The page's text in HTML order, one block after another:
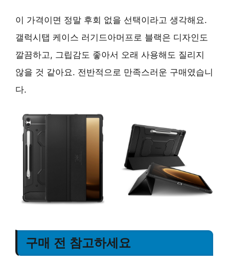
이 가격이면 정말 후회 없을 선택이라고 생각해요.
갤럭시탭 케이스 러기드아머프로 블랙은 디자인도
깔끔하고, 그립감도 좋아서 오래 사용해도 질리지
않을 것 같아요. 전반적으로 만족스러운 구매였습니
다.
구매 전 참고하세요